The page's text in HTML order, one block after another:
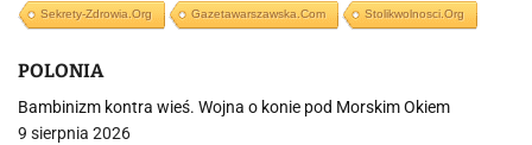
Sekrety-Zdrowia.org Gazetawarszawska.com Stolikwolnosci.org
POLONIA
Bambinizm kontra wieś. Wojna o konie pod Morskim Okiem
9 sierpnia 2026